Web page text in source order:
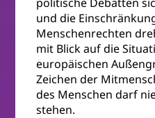
und die
Menschenrechten
mit Blick auf die
europäischen
Zeichen der
des Menschen darf
stehen.